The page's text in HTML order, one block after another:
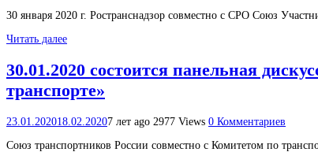
30 января 2020 г. Ространснадзор совместно с СРО Союз
Читать далее
30.01.2020 состоится панельная
транспорте»
23.01.202018.02.20207 лет ago 2977 Views 0 Комментариев
Союз транспортников России совместно с Комитетом по